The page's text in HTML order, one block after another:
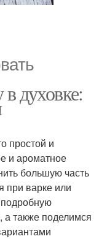
духовке:
простой и
и ароматное
большую часть
при варке или
а также поделимся